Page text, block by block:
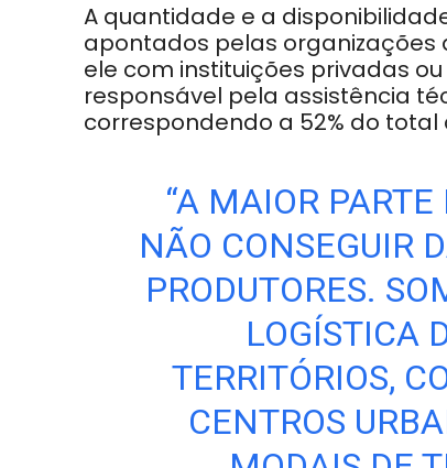
A quantidade e a
apontados pelas organizações
ele com instituições privadas
responsável pela assistência
correspondendo a 52% do
“A MAIOR
NÃO CONSEGUIR
PRODUTORES.
LOGÍSTICA
TERRITÓRIOS,
CENTROS